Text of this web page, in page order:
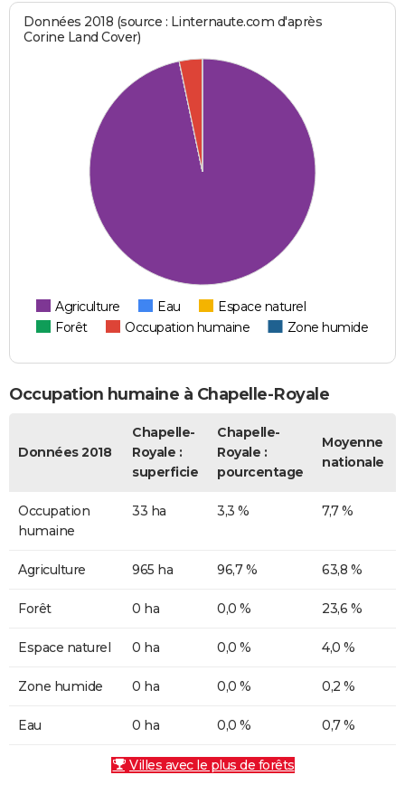
Données 2018 (source : Linternaute.com d'après
Corine Land Cover)
Agriculture Eau
Espace naturel
Forêt
Occupation humaine Zone humide
Occupation humaine à Chapelle-Royale
Données 2018
Chapelle-
Royale :
superficie
Chapelle-
Royale :
pourcentage
Moyenne
nationale
Occupation
humaine
33 ha 3,3 % 7,7 %
Agriculture 965 ha 96,7 % 63,8 %
Forêt 0 ha 0,0 % 23,6 %
Espace naturel 0 ha 0,0 % 4,0 %
Zone humide 0 ha 0,0 % 0,2 %
Eau 0 ha 0,0 % 0,7 %
Villes avec le plus de forêts